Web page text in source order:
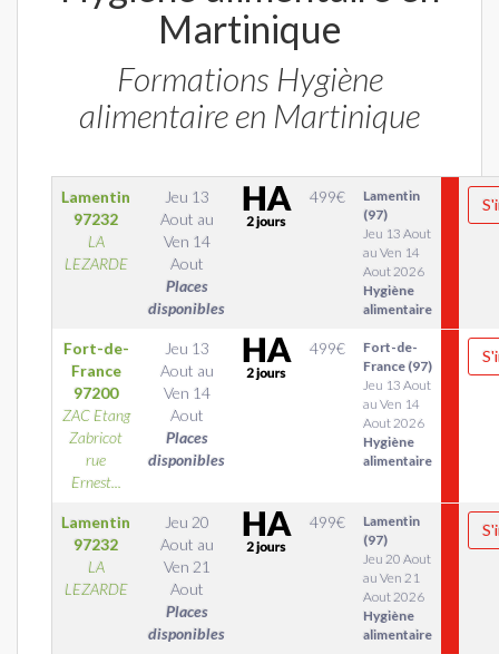
Martinique
Formations Hygiène
alimentaire en Martinique
Lamentin
97232
LA
LEZARDE
Jeu 13
Aout au
Ven 14
Aout
Places
disponibles
499€
Lamentin
(97)
Jeu 13 Aout
au Ven 14
Aout 2026
Hygiène
alimentaire
Fort-de-
France
97200
ZAC Etang
Zabricot
rue
Ernest...
Jeu 13
Aout au
Ven 14
Aout
Places
disponibles
499€
Fort-de-
France (97)
Jeu 13 Aout
au Ven 14
Aout 2026
Hygiène
alimentaire
Lamentin
97232
LA
LEZARDE
Jeu 20
Aout au
Ven 21
Aout
Places
disponibles
499€
Lamentin
(97)
Jeu 20 Aout
au Ven 21
Aout 2026
Hygiène
alimentaire